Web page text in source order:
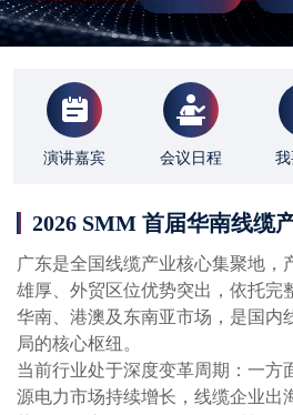
演讲嘉宾 会议日程
2026 SMM 首届华南线缆
广东是全国线缆产业核心集聚地，
雄厚、外贸区位优势突出，依托完
华南、港澳及东南亚市场，是国内
局的核心枢纽。
当前行业处于深度变革周期：一方
源电力市场持续增长，线缆企业出